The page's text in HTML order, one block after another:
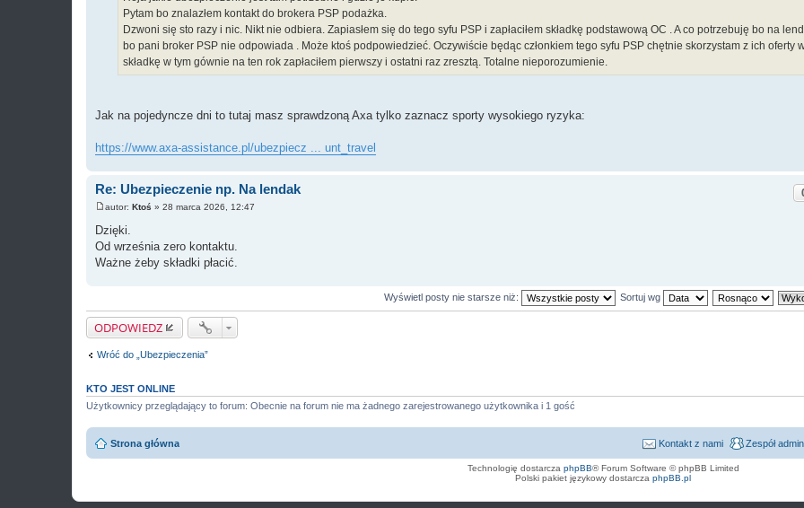
Pytam bo znalazłem kontakt do brokera PSP podażka.
Dzwoni się sto razy i nic. Nikt nie odbiera. Zapiasłem się do tego syfu PSP i zapłaciłem składkę podstawową OC . A co potrzebuję bo na
bo pani broker PSP nie odpowiada . Może ktoś podpowiedzieć. Oczywiście będąc członkiem tego syfu PSP chętnie skorzystam z ich oferty
składkę w tym gównie na ten rok zapłaciłem pierwszy i ostatni raz zresztą. Totalne nieporozumienie.
Jak na pojedyncze dni to tutaj masz sprawdzoną Axa tylko zaznacz sporty wysokiego ryzyka:
https://www.axa-assistance.pl/ubezpiecz ... unt_travel
Re: Ubezpieczenie np. Na lendak
o
s
t
autor: Ktoś » 28 marca 2026, 12:47
Dzięki.
Od września zero kontaktu.
Ważne żeby składki płacić.
Wyświetl posty nie starsze niż: Sortuj wg
ODPOWIEDZ
Wróć do „Ubezpieczenia”
KTO JEST ONLINE
Użytkownicy przeglądający to forum: Obecnie na forum nie ma żadnego zarejestrowanego użytkownika i 1 gość
Strona główna Zespół
Kontakt z nami
Technologię dostarcza phpBB® Forum Software © phpBB Limited
Polski pakiet językowy dostarcza phpBB.pl